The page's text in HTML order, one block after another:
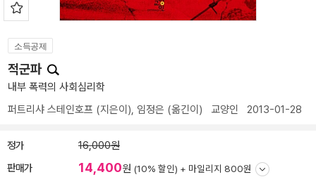
소득공제
적군파
내부 폭력의 사회심리학
퍼트리샤 스테인호프 (지은이), 임정은 (옮긴이) 교양인 2013-01-28
정가 16,000원
판매가 14,400원 (10% 할인) + 마일리지 800원